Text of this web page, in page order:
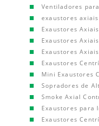
Ventiladores
exaustores axiais
Exaustores
Exaustores
Exaustores
Exaustores
Mini Exaustores
Sopradores de
Smoke Axial
Exaustores para
Exaustores